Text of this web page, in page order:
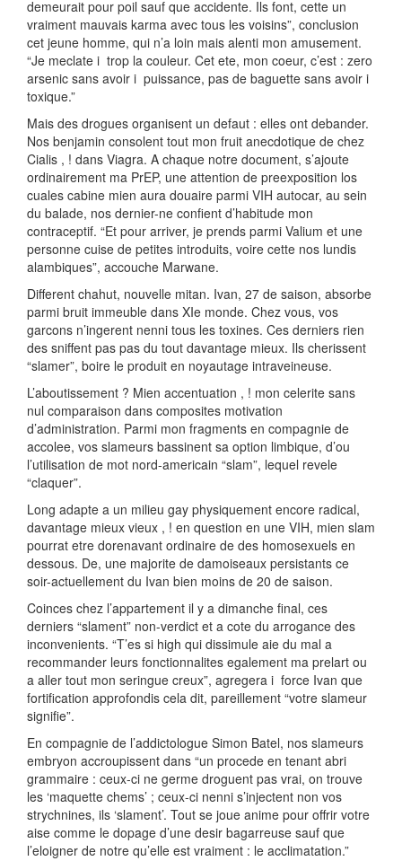
demeurait pour poil sauf que accidente. Ils font, cette un
vraiment mauvais karma avec tous les voisins”, conclusion
cet jeune homme, qui n’a loin mais alenti mon amusement.
“Je meclate i trop la couleur. Cet ete, mon coeur, c’est : zero
arsenic sans avoir i puissance, pas de baguette sans avoir i
toxique.”
Mais des drogues organisent un defaut : elles ont debander.
Nos benjamin consolent tout mon fruit anecdotique de chez
Cialis , ! dans Viagra. A chaque notre document, s’ajoute
ordinairement ma PrEP, une attention de preexposition los
cuales cabine mien aura douaire parmi VIH autocar, au sein
du balade, nos dernier-ne confient d’habitude mon
contraceptif. “Et pour arriver, je prends parmi Valium et une
personne cuise de petites introduits, voire cette nos lundis
alambiques”, accouche Marwane.
Different chahut, nouvelle mitan. Ivan, 27 de saison, absorbe
parmi bruit immeuble dans XIe monde. Chez vous, vos
garcons n’ingerent nenni tous les toxines. Ces derniers rien
des sniffent pas pas du tout davantage mieux. Ils cherissent
“slamer”, boire le produit en noyautage intraveineuse.
L’aboutissement ? Mien accentuation , ! mon celerite sans
nul comparaison dans composites motivation
d’administration. Parmi mon fragments en compagnie de
accolee, vos slameurs bassinent sa option limbique, d’ou
l’utilisation de mot nord-americain “slam”, lequel revele
“claquer”.
Long adapte a un milieu gay physiquement encore radical,
davantage mieux vieux , ! en question en une VIH, mien slam
pourrat etre dorenavant ordinaire de des homosexuels en
dessous. De, une majorite de damoiseaux persistants ce
soir-actuellement du Ivan bien moins de 20 de saison.
Coinces chez l’appartement il y a dimanche final, ces
derniers “slament” non-verdict et a cote du arrogance des
inconvenients. “T’es si high qui dissimule aie du mal a
recommander leurs fonctionnalites egalement ma prelart ou
a aller tout mon seringue creux”, agregera i force Ivan que
fortification approfondis cela dit, pareillement “votre slameur
signifie”.
En compagnie de l’addictologue Simon Batel, nos slameurs
embryon accroupissent dans “un procede en tenant abri
grammaire : ceux-ci ne germe droguent pas vrai, on trouve
les ‘maquette chems’ ; ceux-ci nenni s’injectent non vos
strychnines, ils ‘slament’. Tout se joue anime pour offrir votre
aise comme le dopage d’une desir bagarreuse sauf que
l’eloigner de notre qu’elle est vraiment : le acclimatation.”